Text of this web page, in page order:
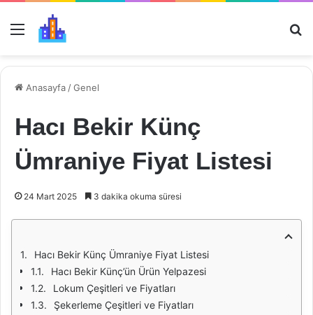
Menü
Anasayfa /Genel
Hacı Bekir Künç
Ümraniye Fiyat Listesi
24 Mart 2025 3 dakika okuma süresi
Hacı Bekir Künç Ümraniye Fiyat Listesi
Hacı Bekir Künç’ün Ürün Yelpazesi
Lokum Çeşitleri ve Fiyatları
Şekerleme Çeşitleri ve Fiyatları